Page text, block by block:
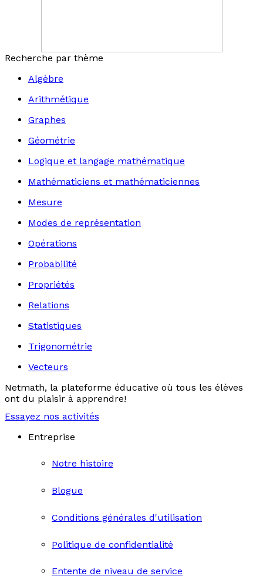
Recherche par thème
Algèbre
Arithmétique
Graphes
Géométrie
Logique et langage mathématique
Mathématiciens et mathématiciennes
Mesure
Modes de représentation
Opérations
Probabilité
Propriétés
Relations
Statistiques
Trigonométrie
Vecteurs
Netmath, la plateforme éducative où tous les élèves
ont du plaisir à apprendre!
Essayez nos activités
Entreprise
Notre histoire
Blogue
Conditions générales d'utilisation
Politique de confidentialité
Entente de niveau de service